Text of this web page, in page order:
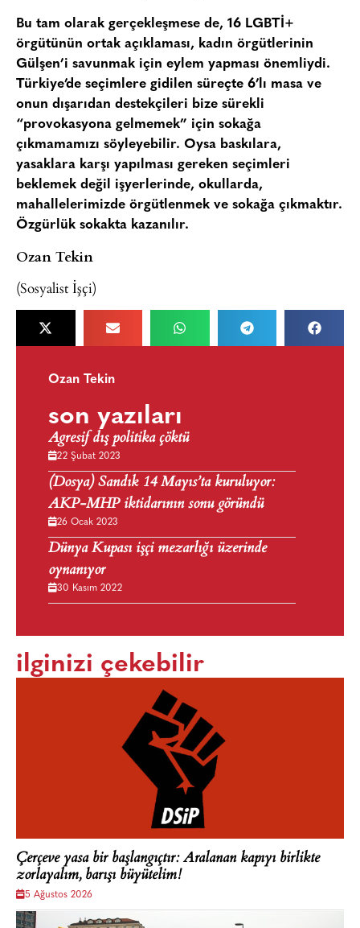
Bu tam olarak gerçekleşmese de, 16 LGBTİ+
örgütünün ortak açıklaması, kadın örgütlerinin
Gülşen’i savunmak için eylem yapması önemliydi.
Türkiye’de seçimlere gidilen süreçte 6’lı masa ve
onun dışarıdan destekçileri bize sürekli
“provokasyona gelmemek” için sokağa
çıkmamamızı söyleyebilir. Oysa baskılara,
yasaklara karşı yapılması gereken seçimleri
beklemek değil işyerlerinde, okullarda,
mahallelerimizde örgütlenmek ve sokağa çıkmaktır.
Özgürlük sokakta kazanılır.
Ozan Tekin
(Sosyalist İşçi)
Ozan Tekin
son yazıları
Agresif dış politika çöktü
22 Şubat 2023
(Dosya) Sandık 14 Mayıs’ta kuruluyor:
AKP-MHP iktidarının sonu göründü
26 Ocak 2023
Dünya Kupası işçi mezarlığı üzerinde
oynanıyor
30 Kasım 2022
ilginizi çekebilir
Çerçeve yasa bir başlangıçtır: Aralanan kapıyı birlikte
zorlayalım, barışı büyütelim!
5 Ağustos 2026